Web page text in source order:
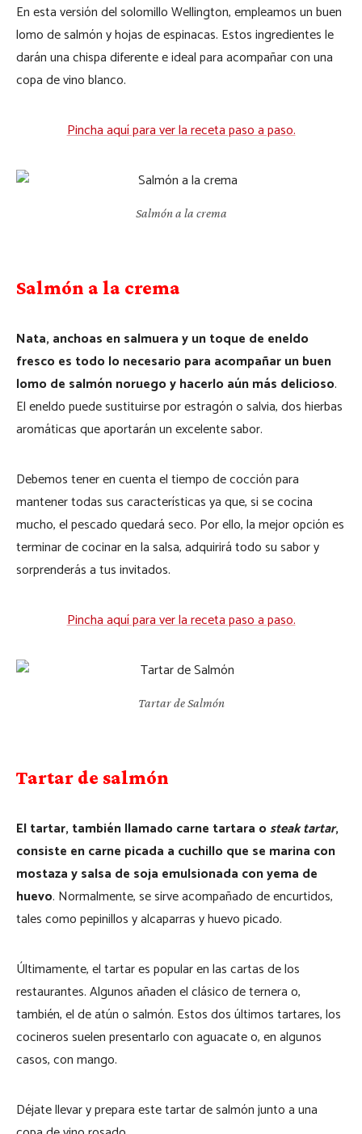
En esta versión del solomillo Wellington, empleamos un buen
lomo de salmón y hojas de espinacas. Estos ingredientes le
darán una chispa diferente e ideal para acompañar con una
copa de vino blanco.
Pincha aquí para ver la receta paso a paso.
Salmón a la crema
Salmón a la crema
Nata, anchoas en salmuera y un toque de eneldo
fresco es todo lo necesario para acompañar un buen
lomo de salmón noruego y hacerlo aún más delicioso.
El eneldo puede sustituirse por estragón o salvia, dos hierbas
aromáticas que aportarán un excelente sabor.
Debemos tener en cuenta el tiempo de cocción para
mantener todas sus características ya que, si se cocina
mucho, el pescado quedará seco. Por ello, la mejor opción es
terminar de cocinar en la salsa, adquirirá todo su sabor y
sorprenderás a tus invitados.
Pincha aquí para ver la receta paso a paso.
Tartar de Salmón
Tartar de salmón
El tartar, también llamado carne tartara osteak tartar,
consiste en carne picada a cuchillo que se marina con
mostaza y salsa de soja emulsionada con yema de
huevo. Normalmente, se sirve acompañado de encurtidos,
tales como pepinillos y alcaparras y huevo picado.
Últimamente, el tartar es popular en las cartas de los
restaurantes. Algunos añaden el clásico de ternera o,
también, el de atún o salmón. Estos dos últimos tartares, los
cocineros suelen presentarlo con aguacate o, en algunos
casos, con mango.
Déjate llevar y prepara este tartar de salmón junto a una